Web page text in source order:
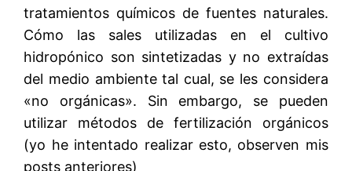
tratamientos químicos de fuentes naturales.
Cómo las sales utilizadas en el cultivo
hidropónico son sintetizadas y no extraídas
del medio ambiente tal cual, se les considera
«no orgánicas». Sin embargo, se pueden
utilizar métodos de fertilización orgánicos
(yo he intentado realizar esto, observen mis
posts anteriores)